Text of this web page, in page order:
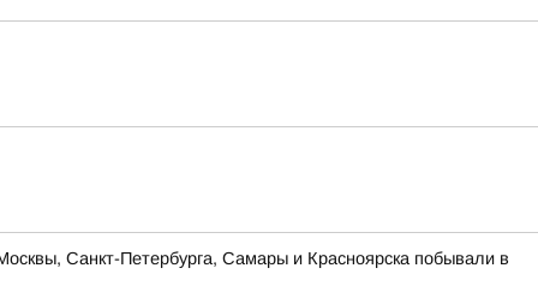
Санкт-Петербурга, Самары и Красноярска побывали в